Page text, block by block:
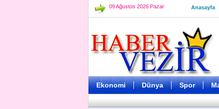
09 Ağustos 2026 Pazar Anasayfa
Ekonomi Dünya Spor